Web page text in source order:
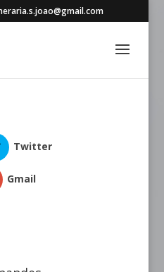
Twitter
Gmail